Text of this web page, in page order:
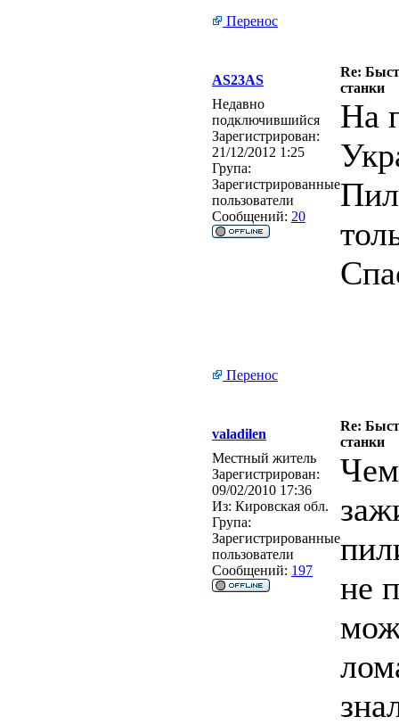
Перенос
AS23AS
Re:
станки
Недавно
подключившийся
Зарегистрирован:
21/12/2012 1:25
Група:
Зарегистрированные
пользователи
Сообщений: 20
На
Перенос
valadilen
Re:
станки
Местный житель
Зарегистрирован:
09/02/2010 17:36
Из: Кировская обл.
Група:
Зарегистрированные
пользователи
Сообщений: 197
Чем
не